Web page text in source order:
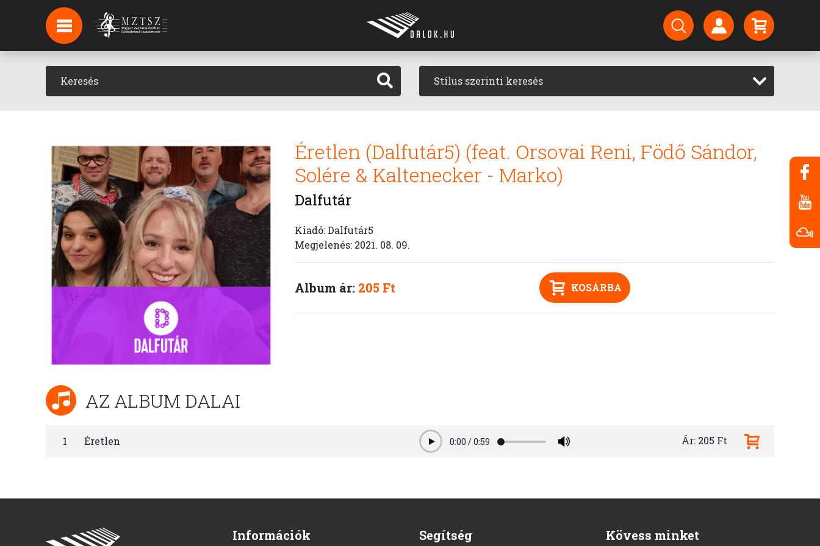
HÍREK
HÍRLEVÉL FELIRATKOZÁS
PODCAST Stílus szerinti keresés
Éretlen (Dalfutár5) (feat. Orsovai Reni, Födő Sándor,
Solére & Kaltenecker - Marko)
Dalfutár
Kiadó: Dalfutár5
Megjelenés: 2021. 08. 09.
Album ár: 205 Ft KOSÁRBA
AZ ALBUM DALAI
1 Éretlen Play0:00 /0:59 Ár: 205 Ft
Információk Segítség Kövess minket